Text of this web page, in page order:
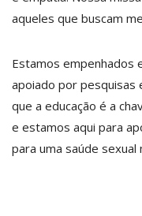
aqueles que buscam
Estamos empenhados
apoiado por pesquisas
que a educação é a
e estamos aqui para
para uma saúde